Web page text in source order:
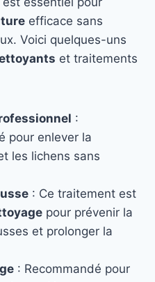
efficace sans
Voici quelques-uns
et traitements
:
pour enlever la
les lichens sans
: Ce traitement est
pour prévenir la
et prolonger la
: Recommandé pour